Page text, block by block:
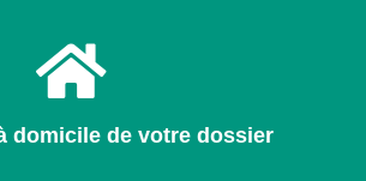
domicile de votre dossier